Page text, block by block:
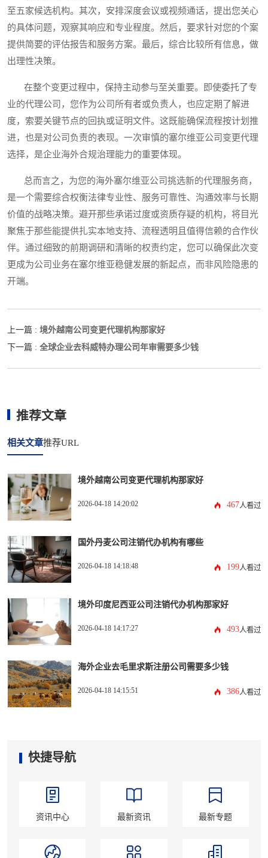
至五家候选机构。其次，安排深度会议或视频通话，提出您关心
的具体问题，观察其响应和专业程度。然后，要求针对您的个案
提供简要的评估报告和服务方案。最后，综合比较所有信息，做
出理性决策。
在整个变更过程中，保持主动参与至关重要。即使委托了专
业的代理公司，您作为公司所有者或负责人，也应定期了解进
度，索要关键节点的回执或证明文件。这既能确保流程按计划推
进，也是对公司负责的表现。一次审慎的塞尔维亚公司变更代理
选择，是企业海外合规治理能力的重要体现。
总而言之，为您的海外塞尔维亚公司挑选新的代理服务商，
是一个需要综合权衡法律专业性、服务可靠性、沟通效率与长期
价值的战略决策。避开那些承诺过度或资质存疑的机构，将目光
聚焦于那些能提供扎实本地支持、流程透明且值得信赖的合作伙
伴。通过细致的前期调研和清晰的权责约定，您可以确保此次变
更成为公司业务在塞尔维亚稳健发展的新起点，而非风险隐患的
开端。
上一篇 : 境外越南公司变更代理机构那家好
下一篇 : 全球企业去科威特办理公司年审需要多少钱
推荐文章
相关文章推荐URL
境外越南公司变更代理机构那家好
2026-04-18 14:20:02 467人看过
国外丹麦公司注销代办机构有哪些
2026-04-18 14:18:48 199人看过
境外印度尼西亚公司注销代办机构那家好
2026-04-18 14:17:27 493人看过
海外企业去毛里求斯注册公司需要多少钱
2026-04-18 14:15:51 386人看过
快捷导航
资讯中心 最新资讯 最新专题